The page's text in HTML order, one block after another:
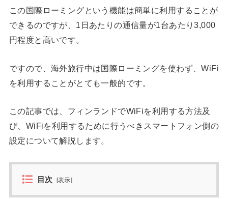
この国際ローミングという機能は簡単に利用することが
できるのですが、1日あたりの通信量が1台あたり3,000
円程度と高いです。
ですので、海外旅行中は国際ローミングを使わず、WiFi
を利用することがとても一般的です。
この記事では、フィンランドでWiFiを利用する方法及
び、WiFiを利用するために行うべきスマートフォン側の
設定について解説します。
目次 [表示]